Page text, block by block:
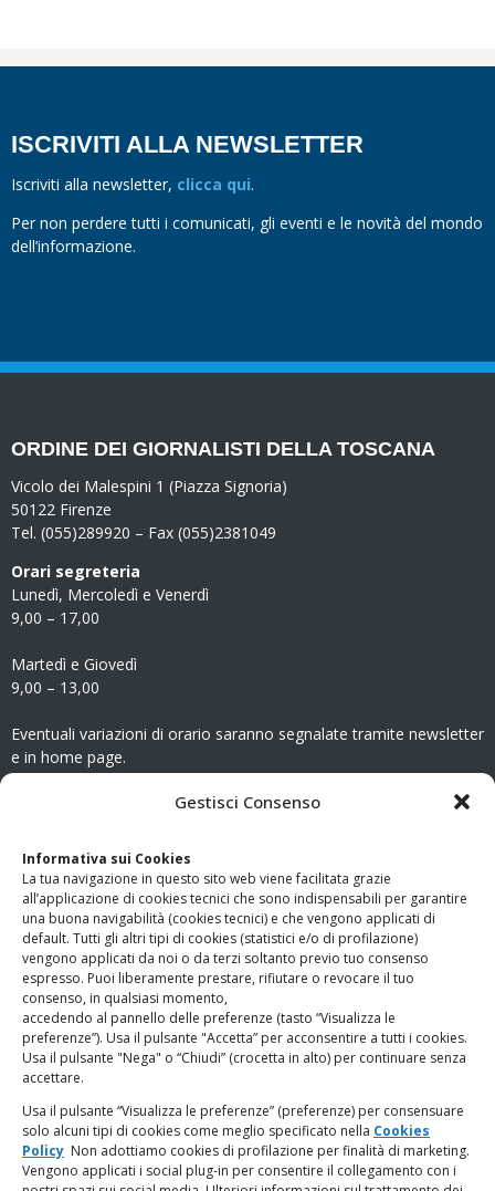
Gestisci Consenso
Informativa sui Cookies
La tua navigazione in questo sito web viene facilitata grazie
all’applicazione di cookies tecnici che sono indispensabili per garantire
una buona navigabilità (cookies tecnici) e che vengono applicati di
default. Tutti gli altri tipi di cookies (statistici e/o di profilazione)
vengono applicati da noi o da terzi soltanto previo tuo consenso
espresso. Puoi liberamente prestare, rifiutare o revocare il tuo
consenso, in qualsiasi momento,
accedendo al pannello delle preferenze (tasto “Visualizza le
preferenze”). Usa il pulsante "Accetta” per acconsentire a tutti i cookies.
Usa il pulsante "Nega" o “Chiudi” (crocetta in alto) per continuare senza
accettare.
Usa il pulsante “Visualizza le preferenze” (preferenze) per consensuare
solo alcuni tipi di cookies come meglio specificato nella Cookies
Policy Non adottiamo cookies di profilazione per finalità di marketing.
Vengono applicati i social plug-in per consentire il collegamento con i
ISCRIVITI ALLA NEWSLETTER
Iscriviti alla newsletter, clicca qui.
Per non perdere tutti i comunicati, gli eventi e le novità del mondo
dell’informazione.
ORDINE DEI GIORNALISTI DELLA TOSCANA
Vicolo dei Malespini 1 (Piazza Signoria)
50122 Firenze
Tel. (055)289920 – Fax (055)2381049
Orari segreteria
Lunedì, Mercoledì e Venerdì
9,00 – 17,00
Martedì e Giovedì
9,00 – 13,00
Eventuali variazioni di orario saranno segnalate tramite newsletter
e in home page.
www.odg.toscana.it – testata registrata presso il Tribunale di
Firenze al nr. 5208 dell’ 08.10.2002. Direttore responsabile:
Giampaolo Marchini – C.F. 80005790482
LINK UTILI
PagoPA
Privacy Policy
Regolamento categorie particolari di dati personali e dati
giudiziari